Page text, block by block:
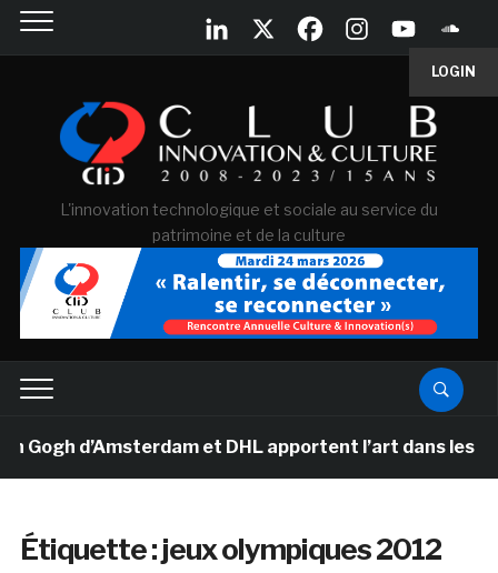
LOGIN
L'innovation technologique et sociale au service du
patrimoine et de la culture
d’Amsterdam et DHL apportent l’art dans les
Étiquette :jeux olympiques 2012